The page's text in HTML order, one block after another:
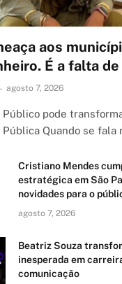
aos
É a falta
agosto 7, 2026
Público pode
Quando se fala
Cristiano Mendes
estratégica em São
novidades para o
agosto 7, 2026
Beatriz Souza
inesperada em
comunicação